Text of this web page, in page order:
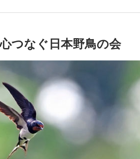
つなぐ日本野鳥の会